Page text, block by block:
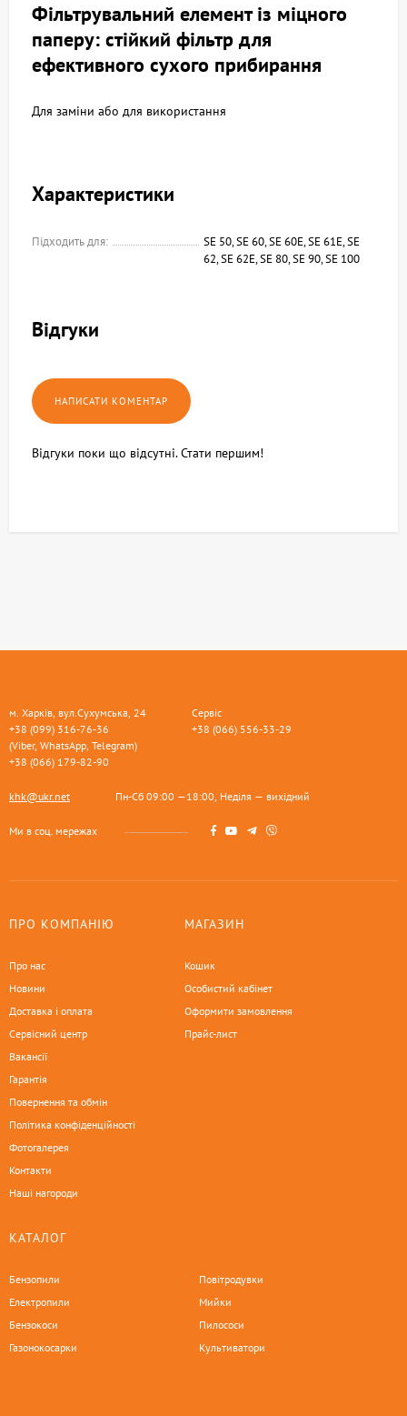
Фільтрувальний елемент із міцного
паперу: стійкий фільтр для
ефективного сухого прибирання
Для заміни або для використання
Характеристики
Підходить для:
SE 50, SE 60, SE 60E, SE 61E, SE
62, SE 62E, SE 80, SE 90, SE 100
Відгуки
Відгуки поки що відсутні. Стати першим!
м. Харків, вул.Сухумська, 24
+38 (099) 316-76-36
(Viber, WhatsApp, Telegram)
+38 (066) 179-82-90
Сервіс
+38 (066) 556-33-29
khk@ukr.net Пн-Сб 09:00 —18:00, Неділя — вихідний
Ми в соц. мережах
ПРО КОМПАНІЮ
Про нас
Новини
Доставка і оплата
Сервісний центр
Вакансії
Гарантія
Повернення та обмін
Політика конфіденційності
Фотогалерея
Контакти
Наші нагороди
МАГАЗИН
Кошик
Особистий кабінет
Оформити замовлення
Прайс-лист
КАТАЛОГ
Бензопили
Електропили
Бензокоси
Газонокосарки
Повітродувки
Мийки
Пилососи
Культиватори